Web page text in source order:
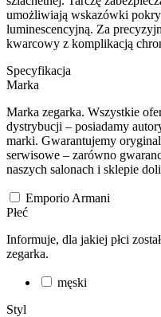
umożliwiają wskazówki
luminescencyjną. Za
kwarcowy z komplikacją
Specyfikacja
Marka
Marka zegarka. Wszystkie
dystrybucji – posiadamy
marki. Gwarantujemy
serwisowe – zarówno
naszych salonach i sklepie
Emporio Armani
Płeć
Informuje, dla jakiej płci
zegarka.
męski
Styl